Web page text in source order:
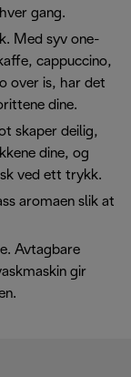
gang.
Med syv one-
cappuccino,
over is, har det
dine.
skaper deilig,
dine, og
ved ett trykk.
aromaen slik at
Avtagbare
gir